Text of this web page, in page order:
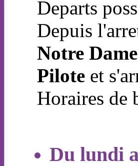
Departs
Depuis
Notre
Pilote et
Horaires de
Du lundi